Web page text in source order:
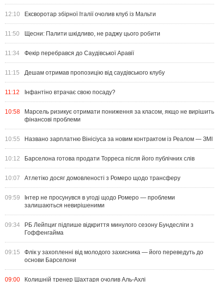
12:10 Ексворотар збірної Італії очолив клуб із Мальти
11:50 Щесни: Палити шкідливо, не раджу цього робити
11:34 Фекір перебрався до Саудівської Аравії
11:15 Дешам отримав пропозицію від саудівського клубу
11:12 Інфантіно втрачає свою посаду?
10:58
Марсель ризикує отримати пониження за класом, якщо не вирішить
фінансові проблеми
10:55 Названо зарплатню Вінісіуса за новим контрактом із Реалом — ЗМІ
10:12 Барселона готова продати Торреса після його публічних слів
10:07 Атлетіко досяг домовленості з Ромеро щодо трансферу
09:59
Інтер не просунувся в угоді щодо Ромеро — проблеми
залишаються невирішеними
09:34
РБ Лейпциг підпише відкриття минулого сезону Бундесліги з
Гоффенгайма
09:15
Флік у захопленні від молодого захисника — його переведуть до
основи Барселони
09:00 Колишній тренер Шахтаря очолив Аль-Ахлі